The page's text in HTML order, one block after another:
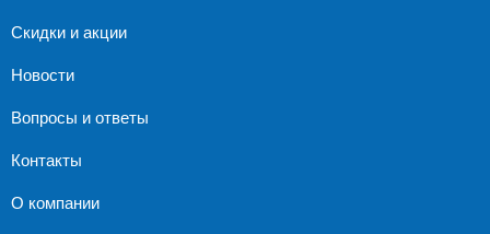
Скидки и акции
Новости
Вопросы и ответы
Контакты
О компании